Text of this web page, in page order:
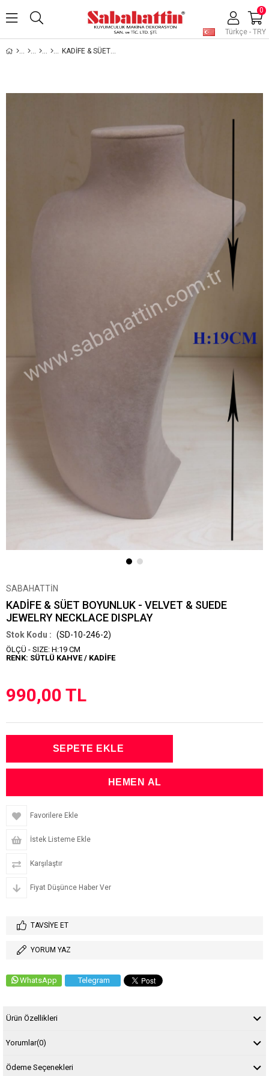
Türkçe - TRY
0
KADİFE & SÜET BOYUNLUK - VELVET & SUEDE JEWELRY NECKLACE DISPLAY
SABAHATTİN
KADİFE & SÜET BOYUNLUK - VELVET & SUEDE
JEWELRY NECKLACE DISPLAY
(SD-10-246-2)
ÖLÇÜ - SIZE: H:19 CM
RENK: SÜTLÜ KAHVE / KADİFE
990,00 TL
Favorilere Ekle
İstek Listeme Ekle
Karşılaştır
Fiyat Düşünce Haber Ver
TAVSIYE ET
YORUM YAZ
WhatsApp Telegram
Ürün Özellikleri
Yorumlar(0)
Ödeme Seçenekleri